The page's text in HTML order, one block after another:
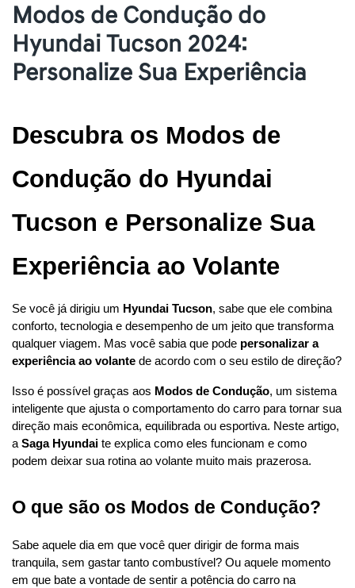
Modos de Condução do
Hyundai Tucson 2024:
Personalize Sua Experiência
Descubra os Modos de
Condução do Hyundai
Tucson e Personalize Sua
Experiência ao Volante
Se você já dirigiu um Hyundai Tucson, sabe que ele combina
conforto, tecnologia e desempenho de um jeito que transforma
qualquer viagem. Mas você sabia que pode personalizar a
experiência ao volante de acordo com o seu estilo de direção?
Isso é possível graças aos Modos de Condução, um sistema
inteligente que ajusta o comportamento do carro para tornar sua
direção mais econômica, equilibrada ou esportiva. Neste artigo,
a Saga Hyundai te explica como eles funcionam e como
podem deixar sua rotina ao volante muito mais prazerosa.
O que são os Modos de Condução?
Sabe aquele dia em que você quer dirigir de forma mais
tranquila, sem gastar tanto combustível? Ou aquele momento
em que bate a vontade de sentir a potência do carro na